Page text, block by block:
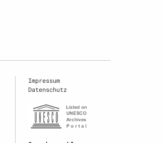
Impressum
Datenschutz